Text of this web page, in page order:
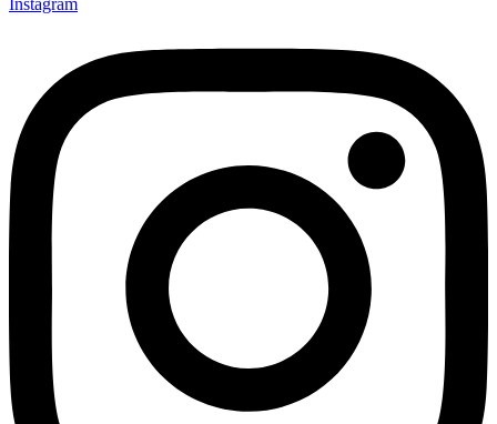
Instagram